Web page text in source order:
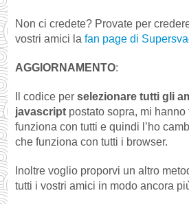
Non ci credete? Provate per
vostri amici lafan page di
AGGIORNAMENTO:
Il codice perselezionare tutti gli
javascript postato sopra, mi hanno
funziona con tutti e quindi l’ho
che funziona con tutti i browser.
Inoltre voglio proporvi un altro
tutti i vostri amici in modo ancora